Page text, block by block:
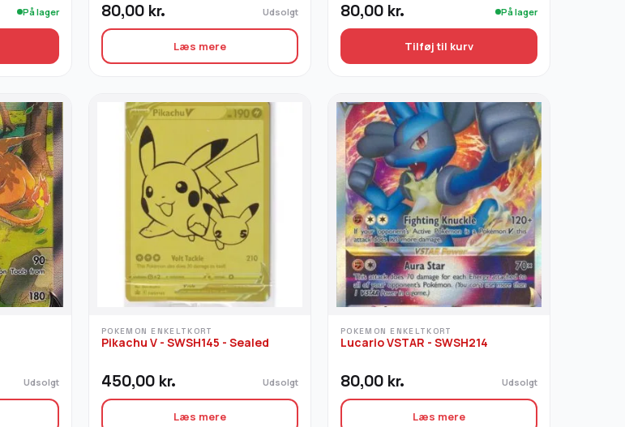
På lager 80,00 kr. Udsolgt
Læs mere
80,00 kr. På lager
Tilføj til kurv
Udsolgt
POKEMON ENKELTKORT
Pikachu V - SWSH145 - Sealed
450,00 kr. Udsolgt
Læs mere
POKEMON ENKELTKORT
Lucario VSTAR - SWSH214
80,00 kr. Udsolgt
Læs mere